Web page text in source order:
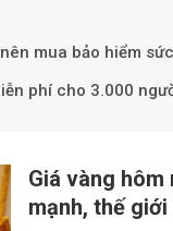
mua bảo hiểm
phí cho 3.000
Giá vàng
mạnh, thế